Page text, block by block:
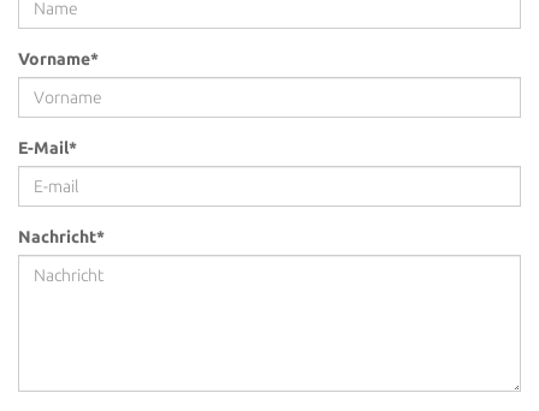
Vorname*
E-Mail*
Nachricht*